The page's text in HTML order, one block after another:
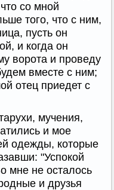
со мной
того, что с ним,
пусть он
и когда он
ворота и проведу
вместе с ним;
отец приедет с
мучения,
и мое
одежды, которые
"Успокой
мне не осталось
и друзья